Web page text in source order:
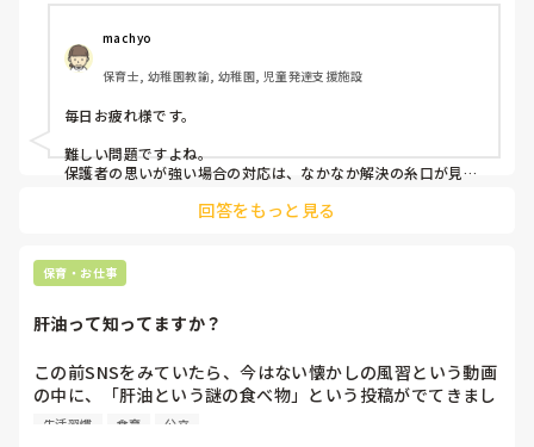
以前別の保護者から他クラスで給食の時間が嫌だから行きた
くないと言ってる、無理矢理食べさせてるのではないかとク
レームが入ったことがあります。
その後は園の方針としては苦手なものももちろん工夫して勧
めてみる、でも絶対に無理強いはしないようにとなっていま
す。
保護者に経緯を説明し、園での工夫も伝えましたが「うちの
ってしまうのでは…？と心配もあり、その子自身も親の顔色
を伺うタイプなので保育園くらいはと思ってしまいます。
みなさまだったらどうしますか？
machyo
保育士, 幼稚園教諭, 幼稚園, 児童発達支援施設
毎日お疲れ様です。
難しい問題ですよね。
保護者の思いが強い場合の対応は、なかなか解決の糸口が見え
バランスよく食べて欲しいのは大人の気持ちですが、それ以上
に子どもの食べることは楽し気持ちいが優先されるべきだと私
執するのかを探ります。
例えばもったいない、栄養のバランスをしっかり摂ってほし
い、実は他にイライラすることがあった…等。
それに寄り添うことがまず一歩かなと。
回答をもっと見る
保育・お仕事
肝油って知ってますか？
この前SNSをみていたら、今はない懐かしの風習という動画
の中に、「肝油という謎の食べ物」という投稿がでてきまし
た。
生活習慣 食育 公立